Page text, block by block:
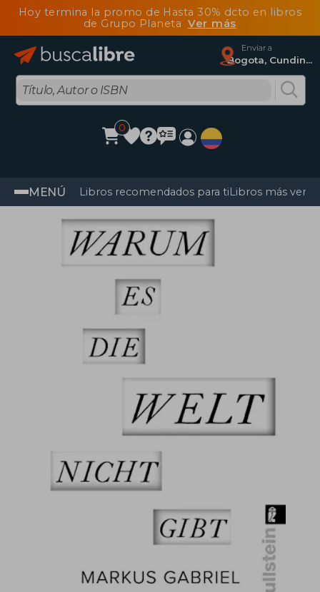
Hoy termina la promo de Hasta 30% dcto en libros
de Grupo Planeta Ver más
Enviar a
Bogota, Cundinamarca
0
MENÚ Libros recomendados para tiLibros más